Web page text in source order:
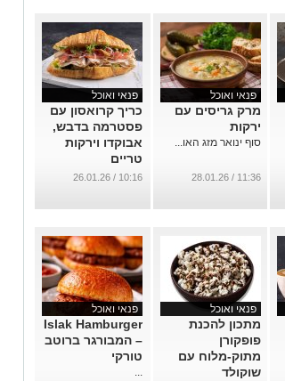
פנאי ואוכל
מרק גריסים עם
ירקות
סוף ינואר מזג האו...
11:36 / 28.01.26
פנאי ואוכל
כריך קרואסון עם
פסטרמה בדבש,
אבוקדו וירקות
טריים
...
10:16 / 26.01.26
פנאי ואוכל
מתכון להכנת
פופקורן
מתוק-מלוח עם
שוקולד
פנאי ואוכל
Islak Hamburger
– המבורגר ברוטב
טורקי
...